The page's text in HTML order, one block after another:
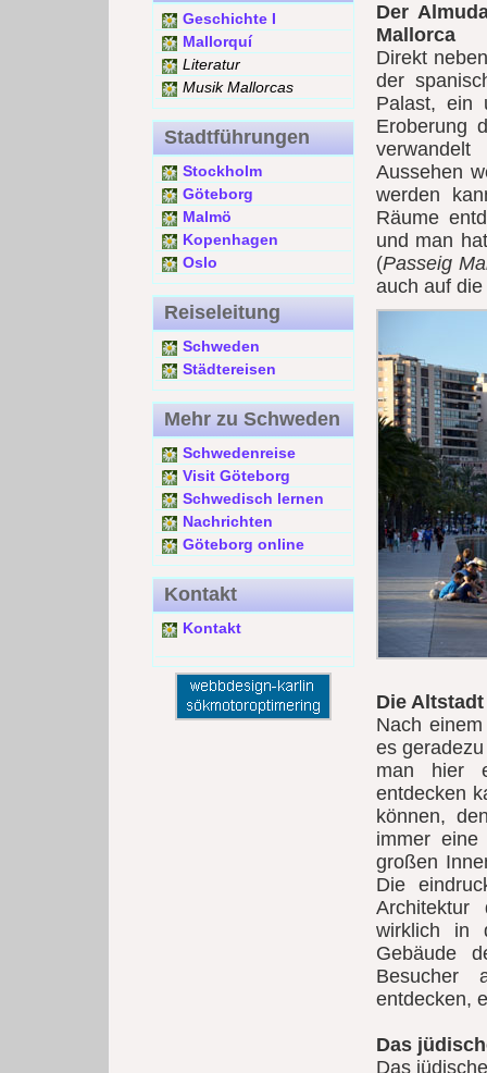
Geschichte I
Mallorquí
Literatur
Musik Mallorcas
Stadtführungen
Stockholm
Göteborg
Malmö
Kopenhagen
Oslo
Reiseleitung
Schweden
Städtereisen
Mehr zu Schweden
Schwedenreise
Visit Göteborg
Schwedisch lernen
Nachrichten
Göteborg online
Kontakt
Kontakt
Der
Mallorca
Direkt
der
Palast, ein
Eroberung
Aussehen
werden
Räume
und man
(Passeig
auch auf
Die Altstadt
Nach
es
man hier
entdecken
können,
immer
großen
Die
Architektur
wirklich in
Gebäude
Besucher
entdecken,
Das
Das